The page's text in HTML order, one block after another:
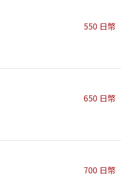
550 日幣
650 日幣
700 日幣